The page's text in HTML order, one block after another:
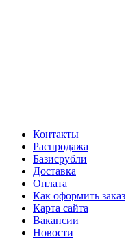
Контакты
Распродажа
Базисрубли
Доставка
Оплата
Как оформить заказ
Карта сайта
Вакансии
Новости